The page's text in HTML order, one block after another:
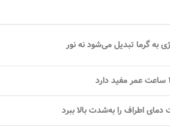
به گرما تبدیل می‌شود نه نور
عمر مفید دارد
اطراف را به‌شدت بالا ببرد